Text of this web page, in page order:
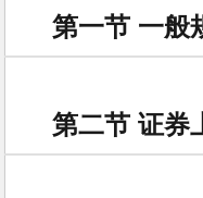
第一节 一般
第二节 证券